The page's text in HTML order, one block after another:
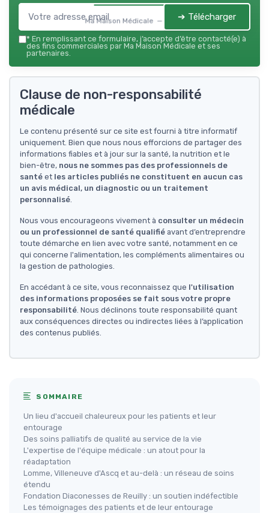
Ma Maison Médicale — 2026➔ Télécharger
* En remplissant ce formulaire, j’accepte d’être contacté(e) à
des fins commerciales par Ma Maison Médicale et ses
partenaires.
Clause de non-responsabilité
médicale
Le contenu présenté sur ce site est fourni à titre informatif
uniquement. Bien que nous nous efforcions de partager des
informations fiables et à jour sur la santé, la nutrition et le
bien-être, nous ne sommes pas des professionnels de
santé et les articles publiés ne constituent en aucun cas
un avis médical, un diagnostic ou un traitement
personnalisé.
Nous vous encourageons vivement à consulter un médecin
ou un professionnel de santé qualifié avant d’entreprendre
toute démarche en lien avec votre santé, notamment en ce
qui concerne l'alimentation, les compléments alimentaires ou
la gestion de pathologies.
En accédant à ce site, vous reconnaissez que l'utilisation
des informations proposées se fait sous votre propre
responsabilité. Nous déclinons toute responsabilité quant
aux conséquences directes ou indirectes liées à l’application
des contenus publiés.
SOMMAIRE
Un lieu d'accueil chaleureux pour les patients et leur
entourage
Des soins palliatifs de qualité au service de la vie
L'expertise de l'équipe médicale : un atout pour la
réadaptation
Lomme, Villeneuve d'Ascq et au-delà : un réseau de soins
étendu
Fondation Diaconesses de Reuilly : un soutien indéfectible
Les témoignages des patients et de leur entourage